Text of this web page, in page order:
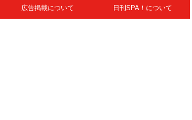
広告掲載について 日刊SPA！について